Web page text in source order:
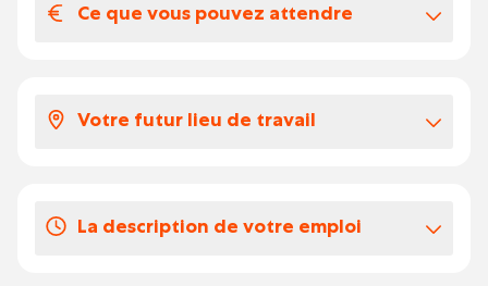
Ce que vous pouvez attendre
Salaire négociable selon expérience en
Vos congés
Votre futur lieu de travail
de marque automobile.
La description de votre emploi